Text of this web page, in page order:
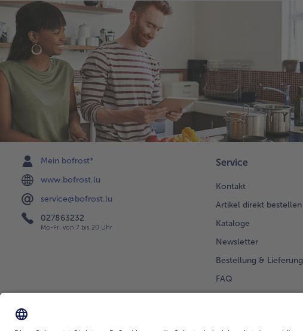
Mein bofrost*
www.bofrost.lu
service@bofrost.lu
027863232
Mo-Fr. von 7 bis 20 Uhr
Service
Kontakt
Artikel direkt bestellen
Kataloge
Newsletter
Bestellung & Lieferung
FAQ